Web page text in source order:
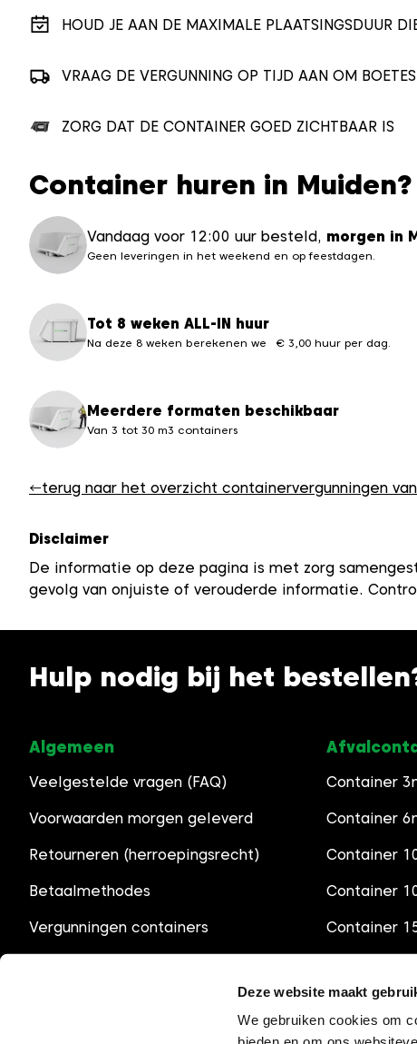
Deze website maakt
We gebruiken cookies om
HOUD JE AAN DE MAXIMALE PLAATSINGSDUUR
VRAAG DE VERGUNNING OP TIJD AAN OM
ZORG DAT DE CONTAINER GOED ZICHTBAAR IS
Container huren in
Vandaag voor 12:00 uur besteld, morgen in
Geen leveringen in het weekend en op feestdagen.
Tot 8 weken ALL-IN huur
Na deze 8 weken berekenen we € 3,00 huur per dag.
Meerdere formaten beschikbaar
Van 3 tot 30 m3 containers
←terug naar het overzicht containervergunningen
Disclaimer
De informatie op deze pagina is met zorg
gevolg van onjuiste of verouderde informatie.
Hulp nodig bij het
Algemeen
Veelgestelde vragen (FAQ)
Voorwaarden morgen geleverd
Retourneren (herroepingsrecht)
Betaalmethodes
Vergunningen containers
Container
Container
Container
Container
Container